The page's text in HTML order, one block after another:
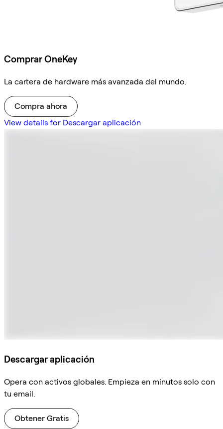
Comprar OneKey
La cartera de hardware más avanzada del mundo.
Compra ahora
View details for Descargar aplicación
Descargar aplicación
Opera con activos globales. Empieza en minutos solo con
tu email.
Obtener Gratis